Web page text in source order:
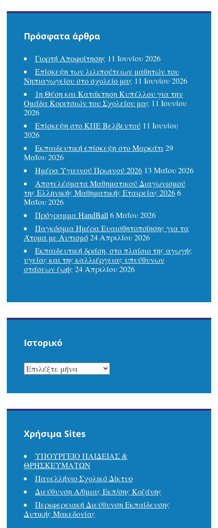
Πρόσφατα άρθρα
Γιορτή Αποφοίτησης 11 Ιουνίου 2026
Επίσκεψη των λιλιπούτειων μαθητών του
Νηπιαγωγείου στο σχολείο μας 11 Ιουνίου 2026
1η Θέση και Κατάκτηση Κυπέλλου για την
Ομάδα Κοριτσιών του Σχολείου μας 11 Ιουνίου
2026
Επίσκεψη στο ΚΠΕ Βελβεντού 11 Ιουνίου
2026
Εκπαιδευτική επίσκεψη στο Μαρκάτι 29
Μαΐου 2026
Ημέρα Υγιεινού Πρωινού 2026 13 Μαΐου 2026
Αποτελέσματα Μαθηματικού Διαγωνισμού
της Ελληνικής Μαθηματικής Εταιρείας 2026 6
Μαΐου 2026
Πρόγραμμα HandBall 6 Μαΐου 2026
Παγκόσμια Ημέρα Ευαισθητοποίησης για τα
Άτομα με Αυτισμό 24 Απριλίου 2026
Εκπαιδευτική δράση, στο πλαίσιο της αγωγής
υγείας και της καλλιέργειας υπεύθυνων
στάσεων ζωής 24 Απριλίου 2026
Ιστορικό
ΙΣΤΟΡΙΚΌ
Χρήσιμα Sites
ΥΠΟΥΡΓΕΙΟ ΠΑΙΔΕΙΑΣ &
ΘΡΗΣΚΕΥΜΑΤΩΝ
Πανελλήνιο Σχολικό Δίκτυο
Διεύθυνση Α/θμιας Εκπ/σης Κοζάνης
Περιφερειακή Διεύθυνση Εκπαίδευσης
Δυτικής Μακεδονίας